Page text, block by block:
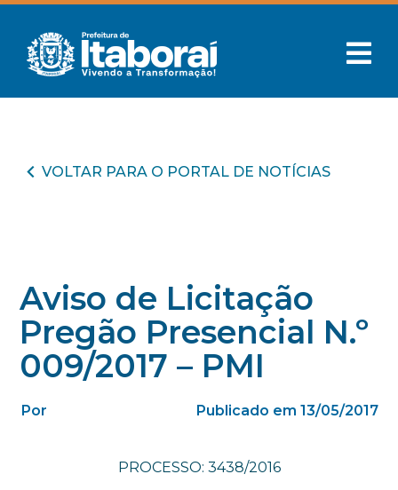
VOLTAR PARA O PORTAL DE NOTÍCIAS
Aviso de Licitação
Pregão Presencial N.º
009/2017 – PMI
Por Publicado em 13/05/2017
PROCESSO: 3438/2016